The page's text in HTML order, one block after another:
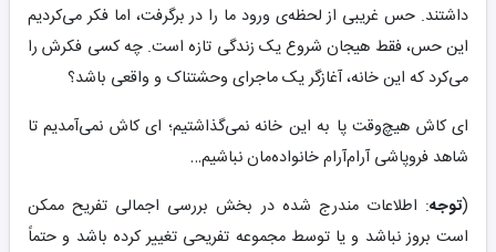
داشتند. حس غریبی از لحظه‌ی ورود ما را در برگرفت، اما فکر می‌کردیم
این حس، فقط هیجان شروع یک زندگی تازه است. چه کسی فکرش را
می‌کرد که این خانه، آغازگر یک ماجرای وحشتناک و واقعی باشد؟
ای کاش هیچ‌وقت پا به این خانه نمی‌گذاشتیم؛ ای کاش نمی‌آمدیم تا
شاهد فروپاشی آرام‌آرام خانواده‌مان نباشیم…
(توجه: اطلاعات مندرج شده در بخش بررسی اجمالی تفریح ممکن
است بروز نباشد و یا توسط مجموعه تفریحی تغییر کرده باشد و حتماً